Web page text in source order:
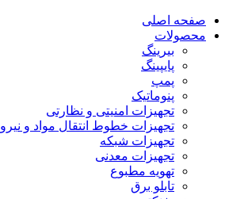
صفحه اصلی
محصولات
بیرینگ
پایپینگ
پمپ
پنوماتیک
تجهیزات امنیتی و نظارتی
تجهیزات خطوط انتقال مواد و نیرو
تجهیزات شبکه
تجهیزات معدنی
تهویه مطبوع
تابلو برق